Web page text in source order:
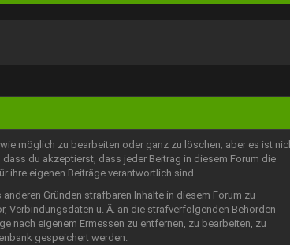
möglich zu bearbeiten oder ganz zu löschen; aber es ist
du akzeptierst, dass jeder Beitrag in diesem Forum die
ihre eigenen Beiträge verantwortlich sind.
Gründen strafbaren Inhalte in diesem Forum zu
Verbindungsdaten u. Ä. an die strafverfolgenden Behörden
nach eigenem Ermessen zu entfernen, zu bearbeiten, zu
gespeichert werden.